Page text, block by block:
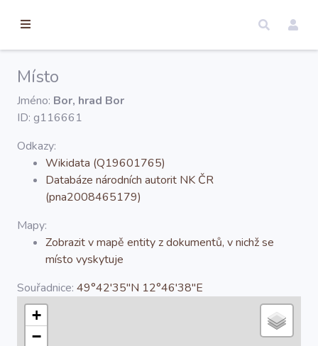
Úvod
Regesty
Hledat
O projektu
Místo
Jméno: Bor, hrad Bor
ID: g116661
Odkazy:
Wikidata (Q19601765)
Databáze národních autorit NK ČR
(pna2008465179)
Mapy:
Zobrazit v mapě entity z dokumentů, v nichž se
místo vyskytuje
Souřadnice: 49°42'35''N 12°46'38''E
+
−